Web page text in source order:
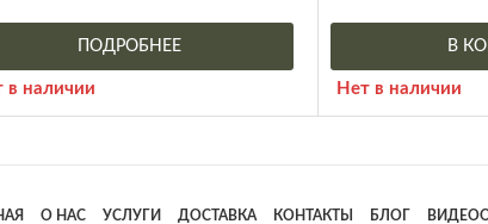
ПОДРОБНЕЕ
в наличии
В
Нет в наличии
О НАС УСЛУГИ ДОСТАВКА КОНТАКТЫ БЛОГ